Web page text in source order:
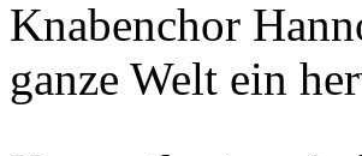
Knabenchor
ganze Welt ein